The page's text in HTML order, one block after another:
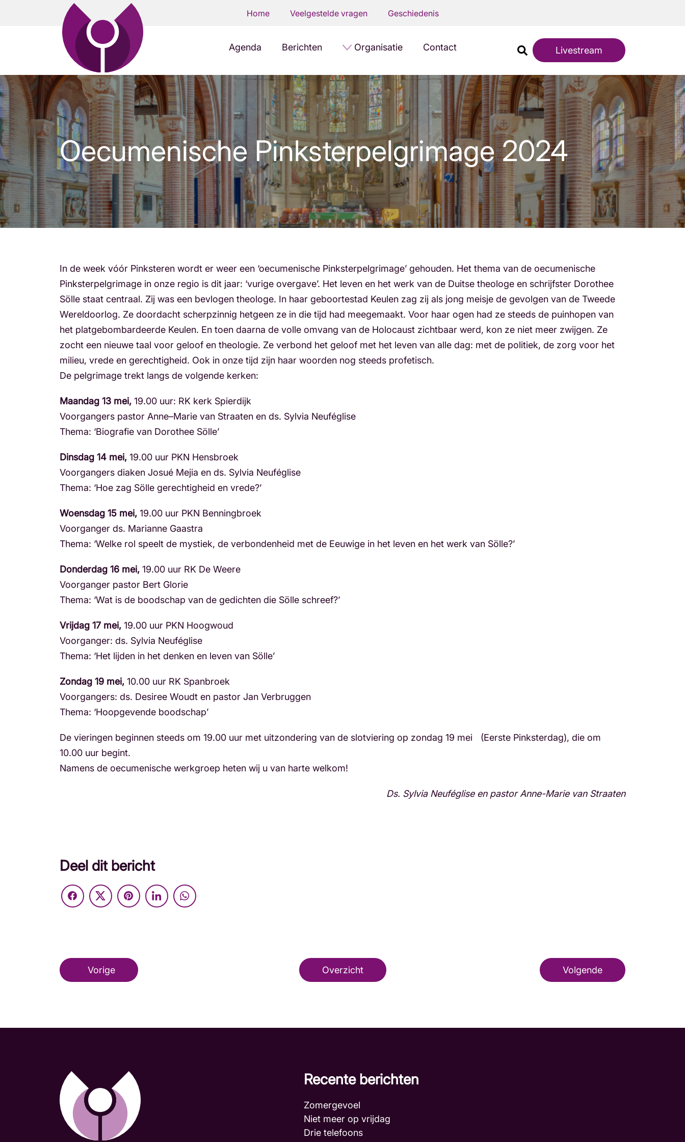
Home Veelgestelde vragen Geschiedenis
Livestream
Agenda Berichten Organisatie Contact
Oecumenische Pinksterpelgrimage 2024
In de week vóór Pinksteren wordt er weer een ‘oecumenische Pinksterpelgrimage’ gehouden. Het thema van de oecumenische
Pinksterpelgrimage in onze regio is dit jaar: ‘vurige overgave’. Het leven en het werk van de Duitse theologe en schrijfster Dorothee
Sölle staat centraal. Zij was een bevlogen theologe. In haar geboortestad Keulen zag zij als jong meisje de gevolgen van de Tweede
Wereldoorlog. Ze doordacht scherpzinnig hetgeen ze in die tijd had meegemaakt. Voor haar ogen had ze steeds de puinhopen van
het platgebombardeerde Keulen. En toen daarna de volle omvang van de Holocaust zichtbaar werd, kon ze niet meer zwijgen. Ze
zocht een nieuwe taal voor geloof en theologie. Ze verbond het geloof met het leven van alle dag: met de politiek, de zorg voor het
milieu, vrede en gerechtigheid. Ook in onze tijd zijn haar woorden nog steeds profetisch.
De pelgrimage trekt langs de volgende kerken:
Maandag 13 mei, 19.00 uur: RK kerk Spierdijk
Voorgangers pastor Anne–Marie van Straaten en ds. Sylvia Neuféglise
Thema: ‘Biografie van Dorothee Sölle’
Dinsdag 14 mei, 19.00 uur PKN Hensbroek
Voorgangers diaken Josué Mejia en ds. Sylvia Neuféglise
Thema: ‘Hoe zag Sölle gerechtigheid en vrede?’
Woensdag 15 mei, 19.00 uur PKN Benningbroek
Voorganger ds. Marianne Gaastra
Thema: ‘Welke rol speelt de mystiek, de verbondenheid met de Eeuwige in het leven en het werk van Sölle?’
Donderdag 16 mei, 19.00 uur RK De Weere
Voorganger pastor Bert Glorie
Thema: ‘Wat is de boodschap van de gedichten die Sölle schreef?’
Vrijdag 17 mei, 19.00 uur PKN Hoogwoud
Voorganger: ds. Sylvia Neuféglise
Thema: ‘Het lijden in het denken en leven van Sölle’
Zondag 19 mei, 10.00 uur RK Spanbroek
Voorgangers: ds. Desiree Woudt en pastor Jan Verbruggen
Thema: ‘Hoopgevende boodschap’
De vieringen beginnen steeds om 19.00 uur met uitzondering van de slotviering op zondag 19 mei (Eerste Pinksterdag), die om
10.00 uur begint.
Namens de oecumenische werkgroep heten wij u van harte welkom!
Ds. Sylvia Neuféglise en pastor Anne-Marie van Straaten
Deel dit bericht
Overzicht
Vorige Volgende
Recente berichten
Zomergevoel
Niet meer op vrijdag
Drie telefoons